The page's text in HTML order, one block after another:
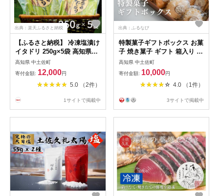
出典：楽天ふるさと納税
【ふるさと納税】 冷凍塩漬け
イタドリ 250g×5袋 高知県産
いたどり イタドリ 山菜 野菜
野菜炒め 酢の物 キムチ 高知
県 中土佐町
高知県 中土佐町
寄付金額: 12,000円
5.0 （2件）
1サイトで掲載中
出典：ふるなび
特製菓子ギフトボックス お菓
子 焼き菓子 ギフト 箱入り 昔
昭和 レトロ
高知県 中土佐町
寄付金額: 10,000円
4.0 （1件）
3サイトで掲載中